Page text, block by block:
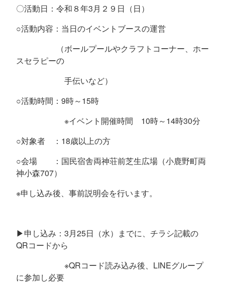
〇活動日：令和８年3月２９日（日）
○活動内容：当日のイベントブースの運営
（ボールプールやクラフトコーナー、ホー
スセラピーの
手伝いなど）
○活動時間： 9時～15時
※イベント開催時間 10時～14時30分
○対象者 ： 18歳以上の方
○会場 ：国民宿舎両神荘前芝生広場（小鹿野町両
神小森707）
※申し込み後、事前説明会を行います。
▶申し込み： 3月25日（水）までに、チラシ記載の
QRコードから
※QRコード読み込み後、 LINEグループ
に参加し必要